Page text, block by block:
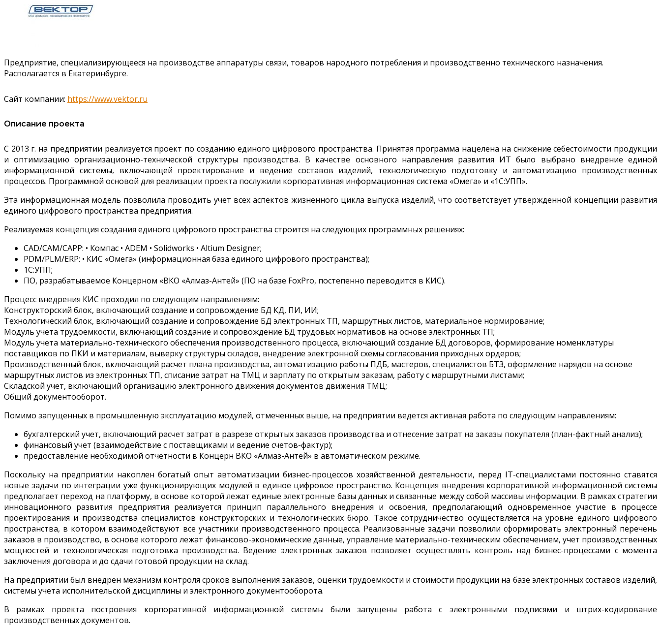
Предприятие, специализирующееся на производстве аппаратуры связи, товаров народного потребления и производственно технического назначения.
Располагается в Екатеринбурге.
Сайт компании: https://www.vektor.ru
Описание проекта
С 2013 г. на предприятии реализуется проект по созданию единого цифрового пространства. Принятая программа нацелена на снижение себестоимости продукции
и оптимизацию организационно-технической структуры производства. В качестве основного направления развития ИТ было выбрано внедрение единой
информационной системы, включающей проектирование и ведение составов изделий, технологическую подготовку и автоматизацию производственных
процессов. Программной основой для реализации проекта послужили корпоративная информационная система «Омега» и «1С:УПП».
Эта информационная модель позволила проводить учет всех аспектов жизненного цикла выпуска изделий, что соответствует утвержденной концепции развития
единого цифрового пространства предприятия.
Реализуемая концепция создания единого цифрового пространства строится на следующих программных решениях:
CAD/CAM/CAPP: • Компас • ADEM • Solidworks • Altium Designer;
PDM/PLM/ERP: • КИС «Омега» (информационная база единого цифрового пространства);
1С:УПП;
ПО, разрабатываемое Концерном «ВКО «Алмаз-Антей» (ПО на базе FoxPro, постепенно переводится в КИС).
Процесс внедрения КИС проходил по следующим направлениям:
Конструкторский блок, включающий создание и сопровождение БД КД, ПИ, ИИ;
Технологический блок, включающий создание и сопровождение БД электронных ТП, маршрутных листов, материальное нормирование;
Модуль учета трудоемкости, включающий создание и сопровождение БД трудовых нормативов на основе электронных ТП;
Модуль учета материально-технического обеспечения производственного процесса, включающий создание БД договоров, формирование номенклатуры
поставщиков по ПКИ и материалам, выверку структуры складов, внедрение электронной схемы согласования приходных ордеров;
Производственный блок, включающий расчет плана производства, автоматизацию работы ПДБ, мастеров, специалистов БТЗ, оформление нарядов на основе
маршрутных листов из электронных ТП, списание затрат на ТМЦ и зарплату по открытым заказам, работу с маршрутными листами;
Складской учет, включающий организацию электронного движения документов движения ТМЦ;
Общий документооборот.
Помимо запущенных в промышленную эксплуатацию модулей, отмеченных выше, на предприятии ведется активная работа по следующим направлениям:
бухгалтерский учет, включающий расчет затрат в разрезе открытых заказов производства и отнесение затрат на заказы покупателя (план-фактный анализ);
финансовый учет (взаимодействие с поставщиками и ведение счетов-фактур);
предоставление необходимой отчетности в Концерн ВКО «Алмаз-Антей» в автоматическом режиме.
Поскольку на предприятии накоплен богатый опыт автоматизации бизнес-процессов хозяйственной деятельности, перед IT-специалистами постоянно ставятся
новые задачи по интеграции уже функционирующих модулей в единое цифровое пространство. Концепция внедрения корпоративной информационной системы
предполагает переход на платформу, в основе которой лежат единые электронные базы данных и связанные между собой массивы информации. В рамках стратегии
инновационного развития предприятия реализуется принцип параллельного внедрения и освоения, предполагающий одновременное участие в процессе
проектирования и производства специалистов конструкторских и технологических бюро. Такое сотрудничество осуществляется на уровне единого цифрового
пространства, в котором взаимодействуют все участники производственного процесса. Реализованные задачи позволили сформировать электронный перечень
заказов в производство, в основе которого лежат финансово-экономические данные, управление материально-техническим обеспечением, учет производственных
мощностей и технологическая подготовка производства. Ведение электронных заказов позволяет осуществлять контроль над бизнес-процессами с момента
заключения договора и до сдачи готовой продукции на склад.
На предприятии был внедрен механизм контроля сроков выполнения заказов, оценки трудоемкости и стоимости продукции на базе электронных составов изделий,
системы учета исполнительской дисциплины и электронного документооборота.
В рамках проекта построения корпоративной информационной системы были запущены работа с электронными подписями и штрих-кодирование
производственных документов.